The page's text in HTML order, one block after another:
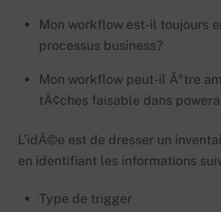
Mon workflow est-il toujours
processus business?
Mon workflow peut-il Ãªtre
tÃ¢ches faisable dans
L’idÃ©e est de dresser un
en identifiant les informations
Type de trigger